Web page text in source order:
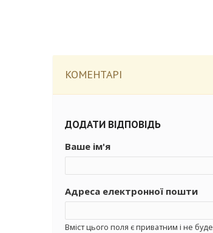
КОМЕНТАРІ
ДОДАТИ ВІДПОВІДЬ
Ваше ім'я
Адреса електронної пошти
Вміст цього поля є приватним і не